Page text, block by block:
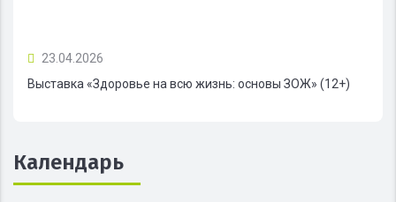
23.04.2026
Выставка «Здоровье на всю жизнь: основы ЗОЖ» (12+)
Календарь